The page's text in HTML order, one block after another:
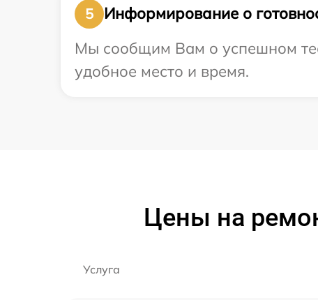
5
Информирование о
Мы сообщим Вам о успешном
удобное место и время.
Цены на
Услуга